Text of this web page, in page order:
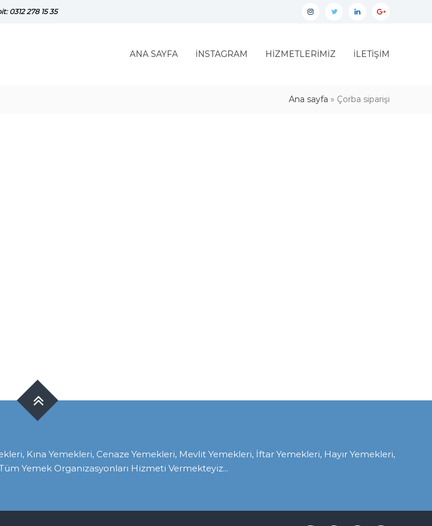
0312 278 15 35 İnstagramtwitter linkedin google
ANA SAYFA İNSTAGRAM HİZMETLERİMİZ İLETİŞİM
Ana sayfa » Çorba siparişi
Kına Yemekleri, Cenaze Yemekleri, Mevlit Yemekleri, İftar Yemekleri, Hayır Yemekleri,
Yemek Organizasyonları Hizmeti Vermekteyiz...